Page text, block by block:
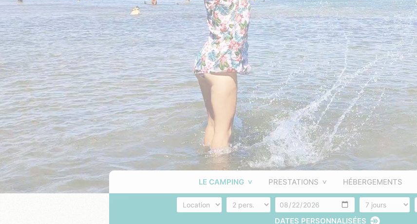
LE CAMPING PRESTATIONS HÉBERGEMENTS
Hébergement Nombre de personnes Arrivée Nombres de jours
DATES PERSONNALISÉES